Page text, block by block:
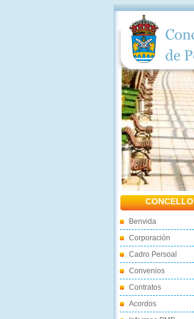
CONCELLO
Benvida
Corporación
Cadro Persoal
Convenios
Contratos
Acordos